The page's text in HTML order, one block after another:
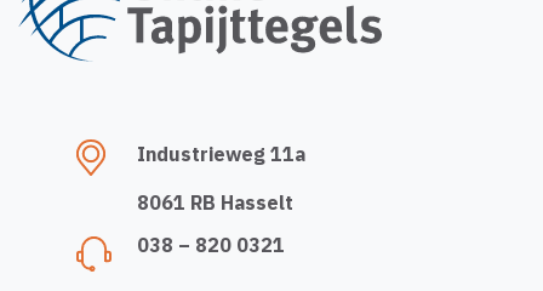
Industrieweg 11a
8061 RB Hasselt
038 – 820 0321